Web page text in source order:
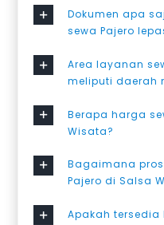
Dokumen apa
sewa Pajero
Area layanan
meliputi daerah
Berapa harga
Wisata?
Bagaimana
Pajero di Salsa
Apakah